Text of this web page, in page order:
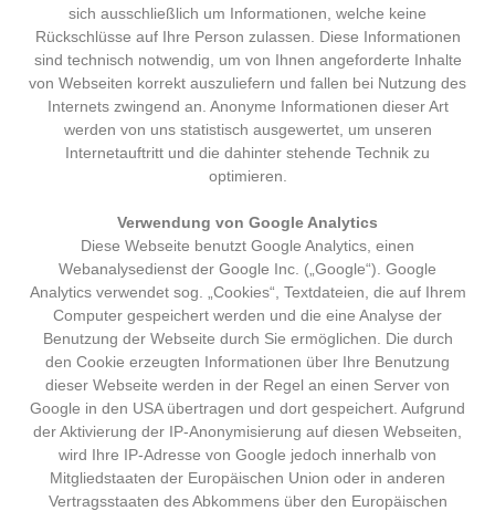
sich ausschließlich um Informationen, welche keine
Rückschlüsse auf Ihre Person zulassen. Diese Informationen
sind technisch notwendig, um von Ihnen angeforderte Inhalte
von Webseiten korrekt auszuliefern und fallen bei Nutzung des
Internets zwingend an. Anonyme Informationen dieser Art
werden von uns statistisch ausgewertet, um unseren
Internetauftritt und die dahinter stehende Technik zu
optimieren.
Verwendung von Google Analytics
Diese Webseite benutzt Google Analytics, einen
Webanalysedienst der Google Inc. („Google“). Google
Analytics verwendet sog. „Cookies“, Textdateien, die auf Ihrem
Computer gespeichert werden und die eine Analyse der
Benutzung der Webseite durch Sie ermöglichen. Die durch
den Cookie erzeugten Informationen über Ihre Benutzung
dieser Webseite werden in der Regel an einen Server von
Google in den USA übertragen und dort gespeichert. Aufgrund
der Aktivierung der IP-Anonymisierung auf diesen Webseiten,
wird Ihre IP-Adresse von Google jedoch innerhalb von
Mitgliedstaaten der Europäischen Union oder in anderen
Vertragsstaaten des Abkommens über den Europäischen